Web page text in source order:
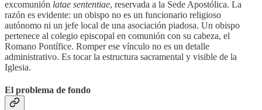
excomunión latae sententiae, reservada a la Sede Apostólica. La
razón es evidente: un obispo no es un funcionario religioso
autónomo ni un jefe local de una asociación piadosa. Un obispo
pertenece al colegio episcopal en comunión con su cabeza, el
Romano Pontífice. Romper ese vínculo no es un detalle
administrativo. Es tocar la estructura sacramental y visible de la
Iglesia.
El problema de fondo